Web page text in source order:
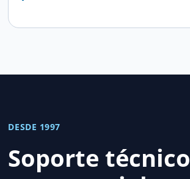
DESDE 1997
Soporte técnico